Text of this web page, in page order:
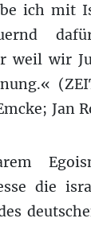
ich mit
weil wir
Jan
die